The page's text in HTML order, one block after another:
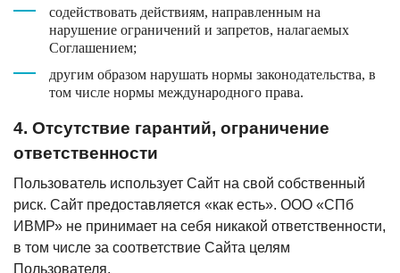
содействовать действиям, направленным на
нарушение ограничений и запретов, налагаемых
Соглашением;
другим образом нарушать нормы законодательства, в
том числе нормы международного права.
4. Отсутствие гарантий, ограничение
ответственности
Пользователь использует Сайт на свой собственный
риск. Сайт предоставляется «как есть». ООО «СПб
ИВМР» не принимает на себя никакой ответственности,
в том числе за соответствие Сайта целям
Пользователя.